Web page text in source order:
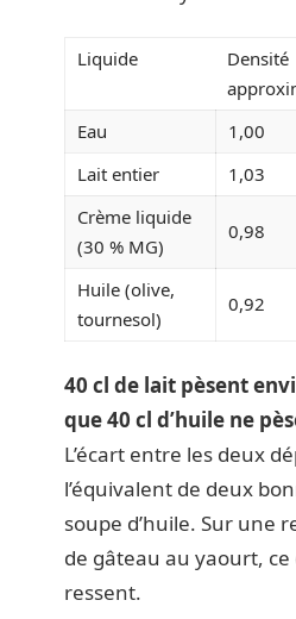
Liquide
Densité
Eau
1,00
Lait entier
1,03
Crème liquide
(30 % MG)
0,98
Huile (olive,
tournesol)
0,92
40 cl de lait pèsent
que 40 cl d’huile ne
L’écart entre les deux
l’équivalent de deux
soupe d’huile. Sur une
de gâteau au yaourt, ce
ressent.